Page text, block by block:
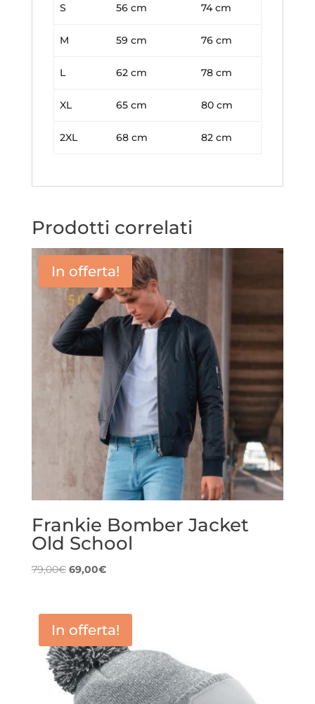
S 56 cm 74 cm
M 59 cm 76 cm
L 62 cm 78 cm
XL 65 cm 80 cm
2XL 68 cm 82 cm
Prodotti correlati
In offerta!
Frankie Bomber Jacket
Old School
79,00€ Il
era:
79,00€.
69,00€Il
è:
69,00€.
In offerta!